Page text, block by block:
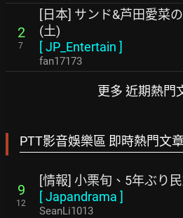
2
7
[日本] サンド&芦田愛菜
(土)
[JP_Entertain ]
fan17173
更多 近期熱門
PTT影音娛樂區 即時熱門文
9
12
[情報] 小栗旬、5年ぶり
[Japandrama ]
SeanLi1013